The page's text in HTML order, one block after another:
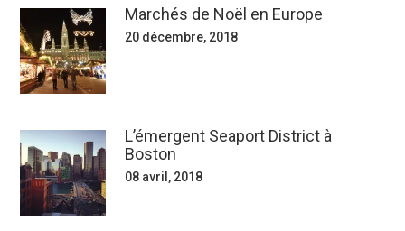
Marchés de Noël en Europe
20 décembre, 2018
L’émergent Seaport District à
Boston
08 avril, 2018